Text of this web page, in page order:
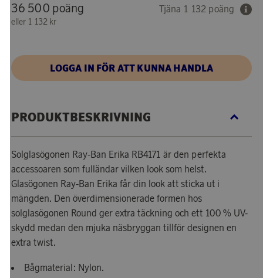
36 500 poäng
eller 1 132 kr
Tjäna 1 132 poäng
LOGGA IN FÖR ATT KUNNA HANDLA
PRODUKTBESKRIVNING
Solglasögonen Ray-Ban Erika RB4171 är den perfekta
accessoaren som fulländar vilken look som helst.
Glasögonen Ray-Ban Erika får din look att sticka ut i
mängden. Den överdimensionerade formen hos
solglasögonen Round ger extra täckning och ett 100 % UV-
skydd medan den mjuka näsbryggan tillför designen en
extra twist.
Bågmaterial: Nylon.